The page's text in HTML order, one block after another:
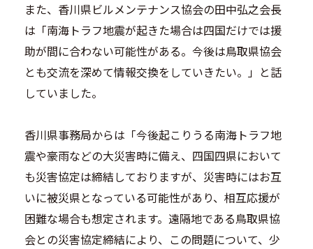
また、香川県ビルメンテナンス協会の田中弘之会長
は「南海トラフ地震が起きた場合は四国だけでは援
助が間に合わない可能性がある。今後は鳥取県協会
とも交流を深めて情報交換をしていきたい。」と話
していました。
香川県事務局からは「今後起こりうる南海トラフ地
震や豪雨などの大災害時に備え、四国四県において
も災害協定は締結しておりますが、災害時にはお互
いに被災県となっている可能性があり、相互応援が
困難な場合も想定されます。遠隔地である鳥取県協
会との災害協定締結により、この問題について、少